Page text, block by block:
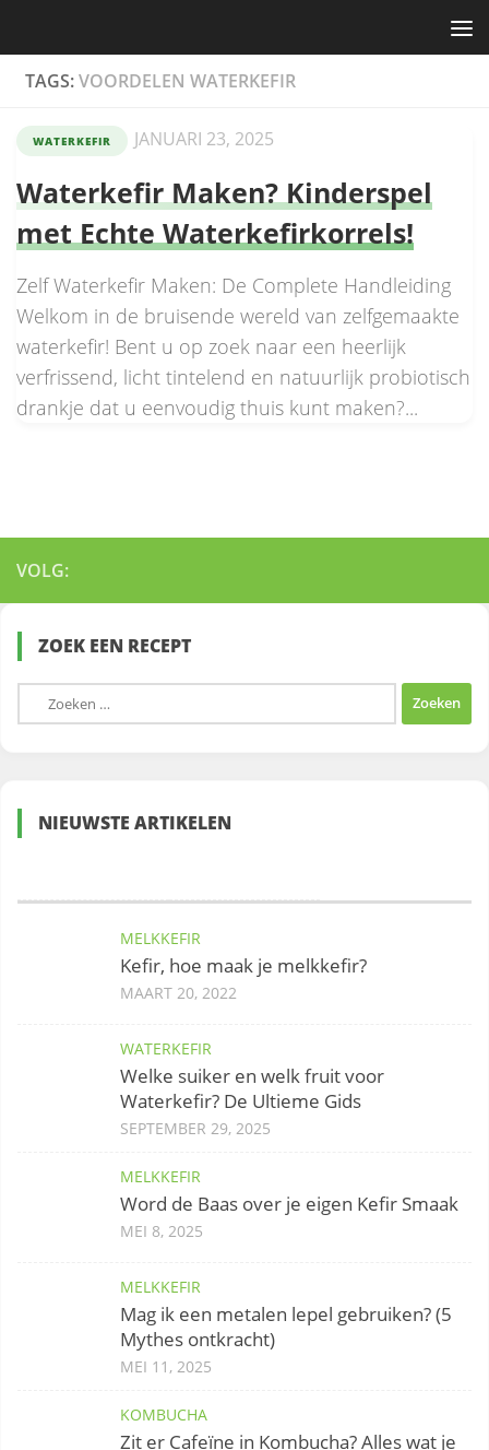
TAGS:VOORDELEN WATERKEFIR
WATERKEFIR JANUARI 23, 2025
Waterkefir Maken? Kinderspel
met Echte Waterkefirkorrels!
Zelf Waterkefir Maken: De Complete Handleiding
Welkom in de bruisende wereld van zelfgemaakte
waterkefir! Bent u op zoek naar een heerlijk
verfrissend, licht tintelend en natuurlijk probiotisch
drankje dat u eenvoudig thuis kunt maken?...
VOLG:
ZOEK EEN RECEPT
Zoeken
naar:
NIEUWSTE ARTIKELEN
MELKKEFIR
Kefir, hoe maak je melkkefir?
MAART 20, 2022
WATERKEFIR
Welke suiker en welk fruit voor
Waterkefir? De Ultieme Gids
SEPTEMBER 29, 2025
MELKKEFIR
Word de Baas over je eigen Kefir Smaak
MEI 8, 2025
MELKKEFIR
Mag ik een metalen lepel gebruiken? (5
Mythes ontkracht)
MEI 11, 2025
KOMBUCHA
Zit er Cafeïne in Kombucha? Alles wat je